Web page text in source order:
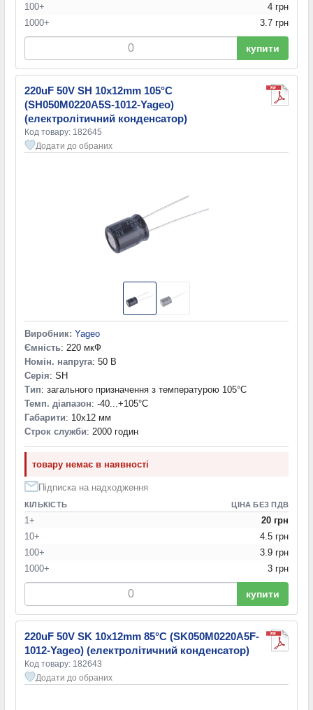
100+
4 грн
1000+
3.7 грн
купити
220uF 50V SH 10x12mm 105°C
(SH050M0220A5S-1012-Yageo)
(електролітичний конденсатор)
Код товару: 182645
Додати до обраних
Виробник: Yageo
Ємність: 220 мкФ
Номін. напруга: 50 В
Серія: SH
Тип: загального призначення з температурою 105°C
Темп. діапазон: -40...+105°С
Габарити: 10x12 мм
Строк служби: 2000 годин
товару немає в наявності
Підписка на надходження
КІЛЬКІСТЬ ЦІНА БЕЗ ПДВ
1+
20 грн
10+
4.5 грн
100+
3.9 грн
1000+
3 грн
купити
220uF 50V SK 10x12mm 85°C (SK050M0220A5F-
1012-Yageo) (електролітичний конденсатор)
Код товару: 182643
Додати до обраних